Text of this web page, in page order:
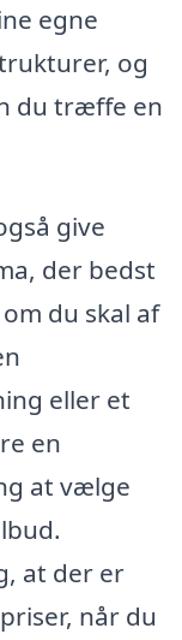
egne
og
du træffe en
give
der bedst
du skal af
eller et
en
at vælge
at der er
når du